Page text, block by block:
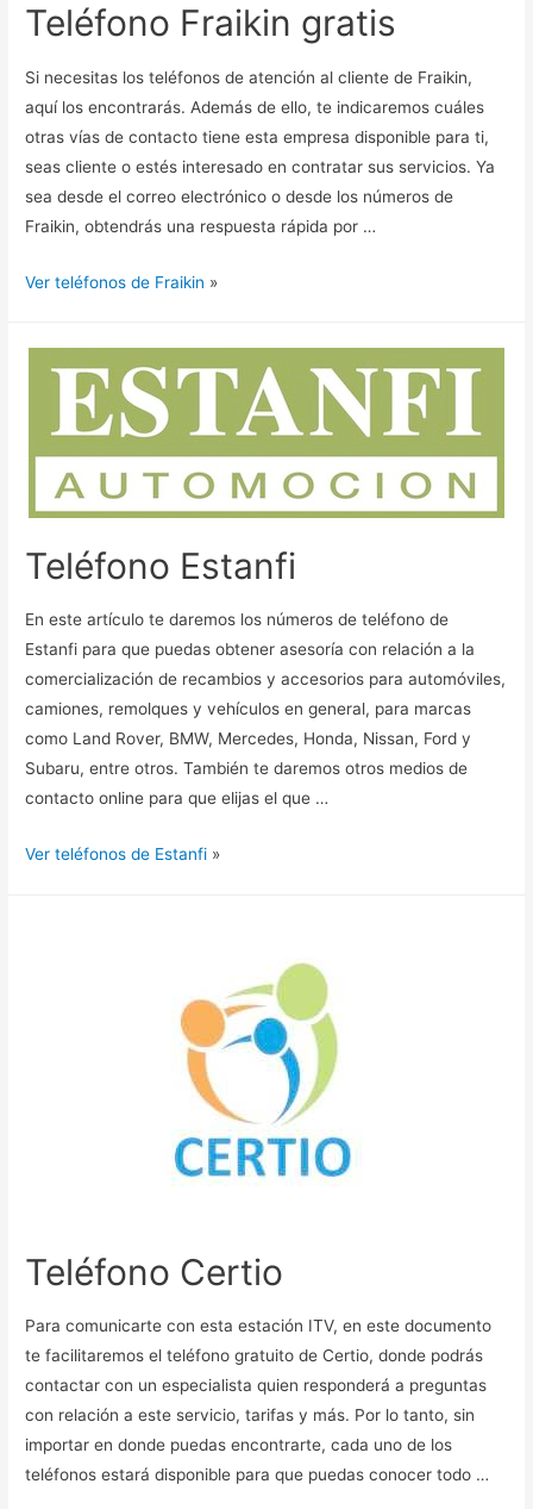
Teléfono Fraikin gratis
Si necesitas los teléfonos de atención al cliente de Fraikin,
aquí los encontrarás. Además de ello, te indicaremos cuáles
otras vías de contacto tiene esta empresa disponible para ti,
seas cliente o estés interesado en contratar sus servicios. Ya
sea desde el correo electrónico o desde los números de
Fraikin, obtendrás una respuesta rápida por …
Ver teléfonos de Fraikin »
Teléfono Estanfi
En este artículo te daremos los números de teléfono de
Estanfi para que puedas obtener asesoría con relación a la
comercialización de recambios y accesorios para automóviles,
camiones, remolques y vehículos en general, para marcas
como Land Rover, BMW, Mercedes, Honda, Nissan, Ford y
Subaru, entre otros. También te daremos otros medios de
contacto online para que elijas el que …
Ver teléfonos de Estanfi »
Teléfono Certio
Para comunicarte con esta estación ITV, en este documento
te facilitaremos el teléfono gratuito de Certio, donde podrás
contactar con un especialista quien responderá a preguntas
con relación a este servicio, tarifas y más. Por lo tanto, sin
importar en donde puedas encontrarte, cada uno de los
teléfonos estará disponible para que puedas conocer todo …